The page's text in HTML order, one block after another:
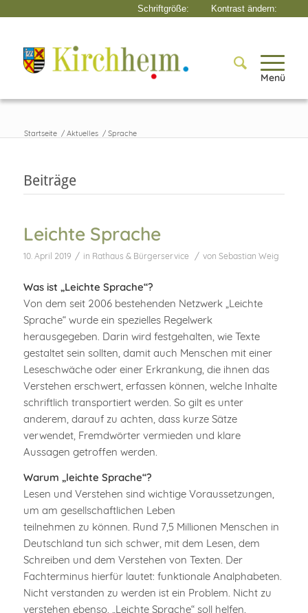
Menü
Startseite / Aktuelles / Sprache
Beiträge
Leichte Sprache
10. April 2019 / in Rathaus & Bürgerservice / von Sebastian Weig
Was ist „Leichte Sprache“?
Von dem seit 2006 bestehenden Netzwerk „Leichte
Sprache“ wurde ein spezielles Regelwerk
herausgegeben. Darin wird festgehalten, wie Texte
gestaltet sein sollten, damit auch Menschen mit einer
Leseschwäche oder einer Erkrankung, die ihnen das
Verstehen erschwert, erfassen können, welche Inhalte
schriftlich transportiert werden. So gilt es unter
anderem, darauf zu achten, dass kurze Sätze
verwendet, Fremdwörter vermieden und klare
Aussagen getroffen werden.
Warum „leichte Sprache“?
Lesen und Verstehen sind wichtige Voraussetzungen,
um am gesellschaftlichen Leben
teilnehmen zu können. Rund 7,5 Millionen Menschen in
Deutschland tun sich schwer, mit dem Lesen, dem
Schreiben und dem Verstehen von Texten. Der
Fachterminus hierfür lautet: funktionale Analphabeten.
Nicht verstanden zu werden ist ein Problem. Nicht zu
verstehen ebenso. „Leichte Sprache“ soll helfen,